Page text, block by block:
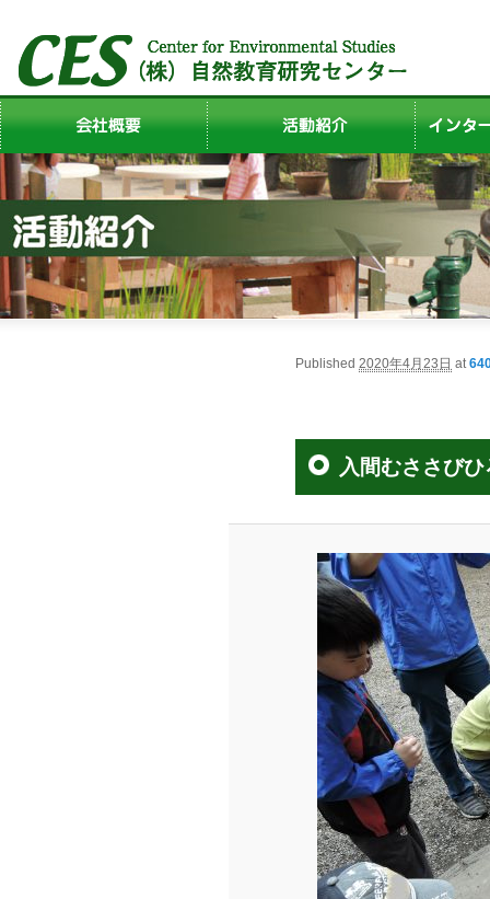
入間むささびひ
Published 2020年4月23日 at